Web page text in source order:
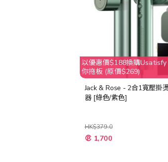
以優惠價$188換購
你拖板 (原價$269)
Jack & Rose - 2合1寬壓掛
器 [綠色/紫色]
HK$379.0
1,700